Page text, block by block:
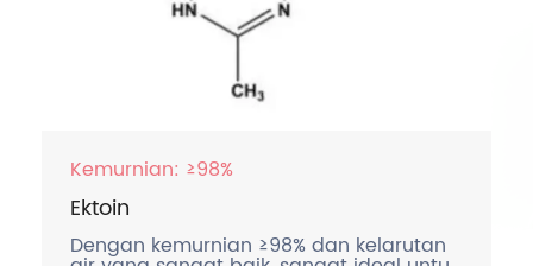
Kemurnian: ≥98%
Ektoin
Dengan kemurnian ≥98% dan kelarutan